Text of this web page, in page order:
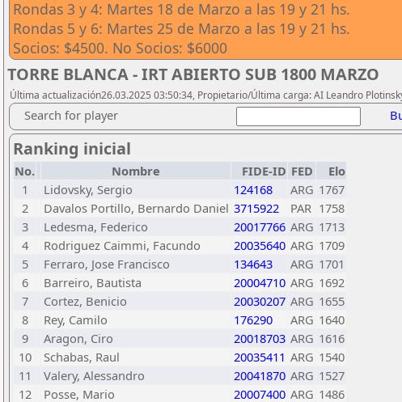
Rondas 3 y 4: Martes 18 de Marzo a las 19 y 21 hs.
Rondas 5 y 6: Martes 25 de Marzo a las 19 y 21 hs.
Socios: $4500. No Socios: $6000
TORRE BLANCA - IRT ABIERTO SUB 1800 MARZO
Última actualización26.03.2025 03:50:34, Propietario/Última carga: AI Leandro
Search for player
Ranking inicial
No. Nombre FIDE-ID FED
Elo
1
Lidovsky, Sergio 124168 ARG 1767
2
Davalos Portillo, Bernardo Daniel 3715922 PAR 1758
3
Ledesma, Federico 20017766 ARG 1713
4
Rodriguez Caimmi, Facundo 20035640 ARG 1709
5
Ferraro, Jose Francisco 134643 ARG 1701
6
Barreiro, Bautista 20004710 ARG 1692
7
Cortez, Benicio 20030207 ARG 1655
8
Rey, Camilo 176290 ARG 1640
9
Aragon, Ciro 20018703 ARG 1616
10
Schabas, Raul 20035411 ARG 1540
11
Valery, Alessandro 20041870 ARG 1527
12
Posse, Mario 20007400 ARG 1486